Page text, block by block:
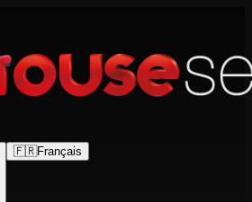
🇫🇷Français